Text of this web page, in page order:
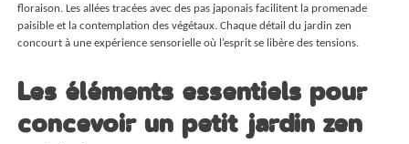
floraison. Les allées tracées avec des pas japonais facilitent la promenade
paisible et la contemplation des végétaux. Chaque détail du jardin zen
concourt à une expérience sensorielle où l’esprit se libère des tensions.
Les éléments essentiels pour
concevoir un petit jardin zen